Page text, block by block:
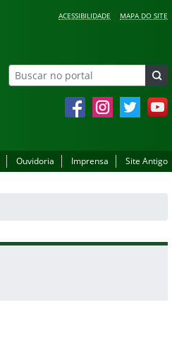
ACESSIBILIDADE MAPA DO SITE
FacebookInstagramTwitter YouTube
Ouvidoria Imprensa Site Antigo